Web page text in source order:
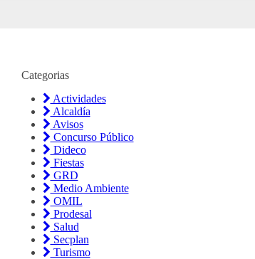
Categorias
Actividades
Alcaldía
Avisos
Concurso Público
Dideco
Fiestas
GRD
Medio Ambiente
OMIL
Prodesal
Salud
Secplan
Turismo